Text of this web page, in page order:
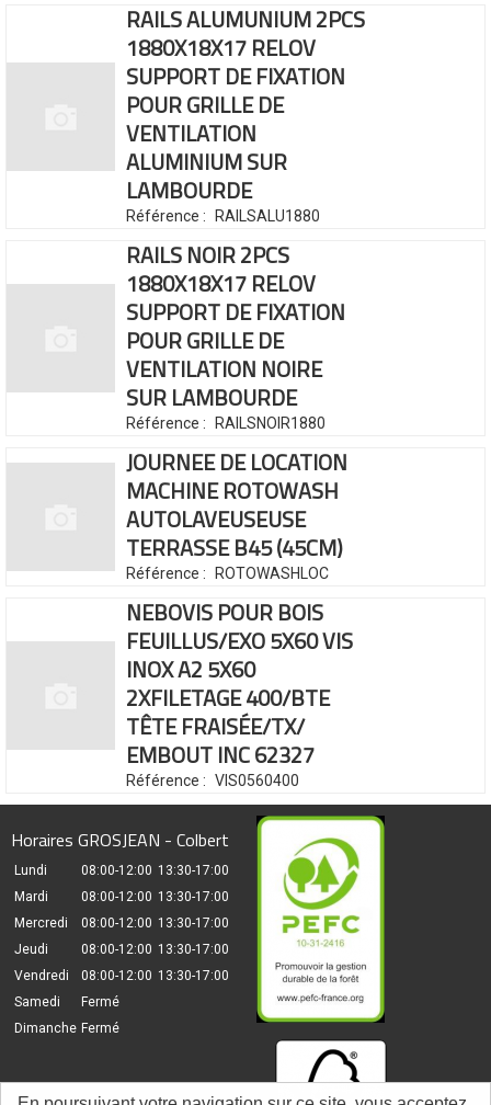
RAILS ALUMUNIUM 2PCS
1880X18X17 RELOV
SUPPORT DE FIXATION
POUR GRILLE DE
VENTILATION
ALUMINIUM SUR
LAMBOURDE
Référence : RAILSALU1880
RAILS NOIR 2PCS
1880X18X17 RELOV
SUPPORT DE FIXATION
POUR GRILLE DE
VENTILATION NOIRE
SUR LAMBOURDE
Référence : RAILSNOIR1880
JOURNEE DE LOCATION
MACHINE ROTOWASH
AUTOLAVEUSEUSE
TERRASSE B45 (45CM)
Référence : ROTOWASHLOC
NEBOVIS POUR BOIS
FEUILLUS/EXO 5X60VIS
INOX A2 5X60
2XFILETAGE 400/BTE
TÊTE FRAISÉE/TX/
EMBOUT INC 62327
Référence : VIS0560400
Horaires GROSJEAN - Colbert
Lundi 08:00-12:00 13:30-17:00
Mardi
08:00-12:00 13:30-17:00
Mercredi
08:00-12:00 13:30-17:00
Jeudi
08:00-12:00 13:30-17:00
Vendredi
08:00-12:00 13:30-17:00
Samedi
Fermé
Dimanche Fermé